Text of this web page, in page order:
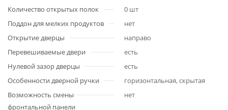
Количество открытых полок
0 шт
Поддон для мелких продуктов
нет
Открытие дверцы
направо
Перевешиваемые двери
есть
Нулевой зазор дверцы
есть
Особенности дверной ручки
горизонтальная, скрытая
Возможность смены
фронтальной панели
нет